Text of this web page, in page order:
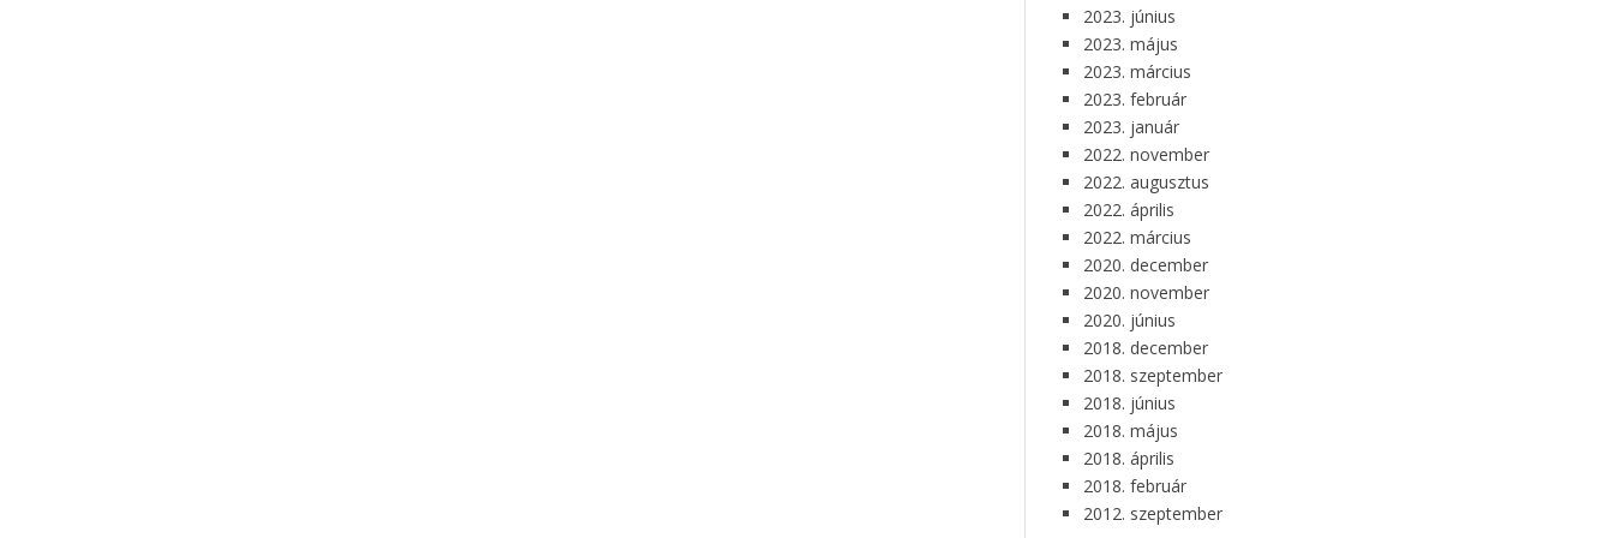
2023. június
2023. május
2023. március
2023. február
2023. január
2022. november
2022. augusztus
2022. április
2022. március
2020. december
2020. november
2020. június
2018. december
2018. szeptember
2018. június
2018. május
2018. április
2018. február
2012. szeptember